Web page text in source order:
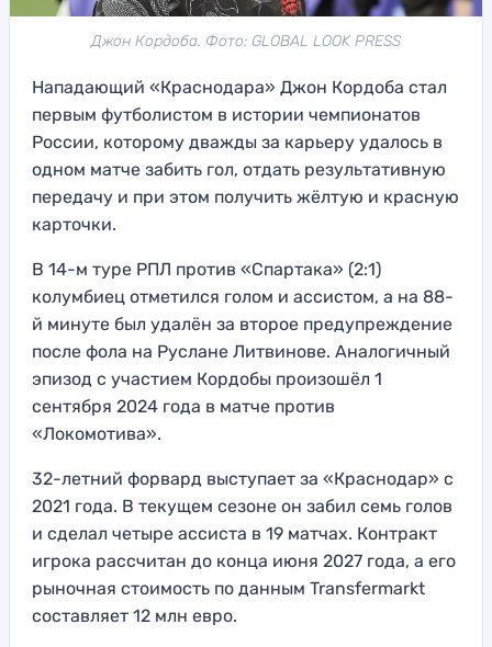
Джон Кордоба. Фото: GLOBAL LOOK PRESS
Нападающий «Краснодара» Джон Кордоба стал
первым футболистом в истории чемпионатов
России, которому дважды за карьеру удалось в
одном матче забить гол, отдать результативную
передачу и при этом получить жёлтую и красную
карточки.
В 14-м туре РПЛ против «Спартака» (2:1)
колумбиец отметился голом и ассистом, а на 88-
й минуте был удалён за второе предупреждение
после фола на Руслане Литвинове. Аналогичный
эпизод с участием Кордобы произошёл 1
сентября 2024 года в матче против
«Локомотива».
32-летний форвард выступает за «Краснодар» с
2021 года. В текущем сезоне он забил семь голов
и сделал четыре ассиста в 19 матчах. Контракт
игрока рассчитан до конца июня 2027 года, а его
рыночная стоимость по данным Transfermarkt
составляет 12 млн евро.